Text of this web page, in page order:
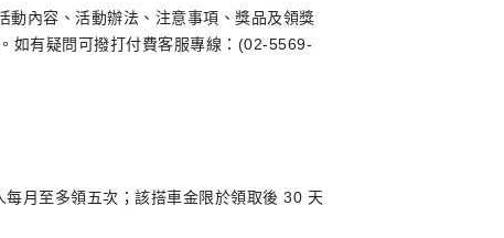
動內容、活動辦法、注意事項、獎品及領獎
如有疑問可撥打付費客服專線：(02-5569-
月至多領五次；該搭車金限於領取後 30 天